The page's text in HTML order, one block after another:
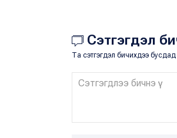
Сэтгэгдэл
Та сэтгэгдэл бичихдээ бусдад